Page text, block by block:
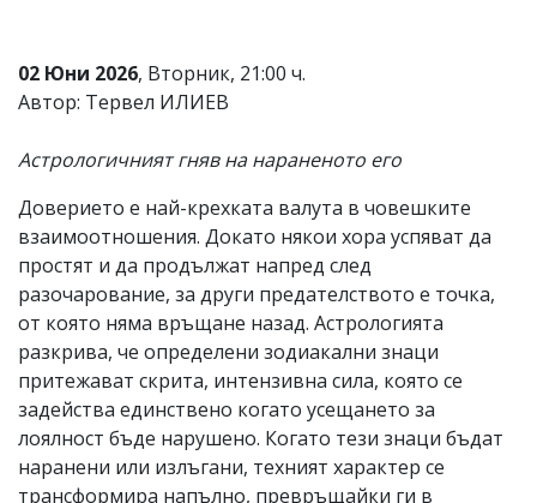
статиите
се
въвеждат
читателите
редакцията
не
носи
отговорност
тях!
Ако
откриете
за
вас
коментар,
сигнализирайте
02 Юни 2026, Вторник, 21:00 ч.
Автор: Тервел ИЛИЕВ
Астрологичният гняв на нараненото его
Доверието е най-крехката валута в човешките
взаимоотношения. Докато някои хора успяват да
простят и да продължат напред след
разочарование, за други предателството е точка,
от която няма връщане назад. Астрологията
разкрива, че определени зодиакални знаци
притежават скрита, интензивна сила, която се
задейства единствено когато усещането за
лоялност бъде нарушено. Когато тези знаци бъдат
наранени или излъгани, техният характер се
трансформира напълно, превръщайки ги в